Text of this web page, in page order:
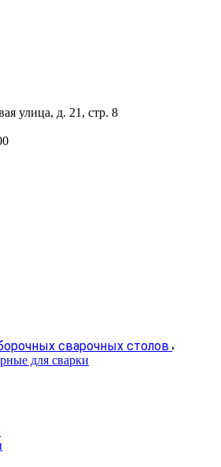
улица, д. 21, стр. 8
сварочных столов
для сварки